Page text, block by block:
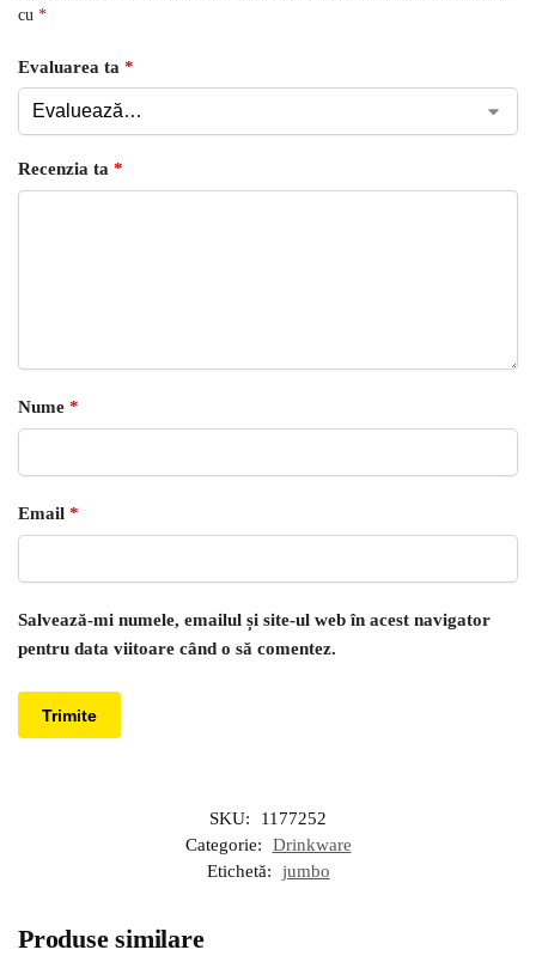
cu *
Evaluarea ta *
Recenzia ta *
Nume *
Email *
Salvează-mi numele, emailul și site-ul web în acest navigator
pentru data viitoare când o să comentez.
SKU:
1177252
Categorie:
Drinkware
Etichetă:
jumbo
Produse similare